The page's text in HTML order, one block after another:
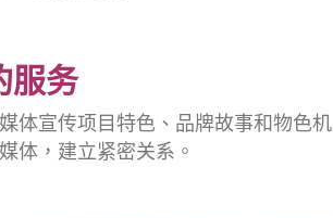
服务
体宣传项目特色、品牌故事和物色机
体，建立紧密关系。